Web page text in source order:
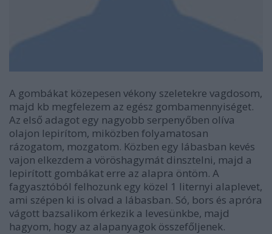
A gombákat közepesen vékony szeletekre vagdosom,
majd kb megfelezem az egész gombamennyiséget.
Az első adagot egy nagyobb serpenyőben olíva
olajon lepirítom, miközben folyamatosan
rázogatom, mozgatom. Közben egy lábasban kevés
vajon elkezdem a vöröshagymát dinsztelni, majd a
lepirított gombákat erre az alapra öntöm. A
fagyasztóból felhozunk egy közel 1 liternyi alaplevet,
ami szépen ki is olvad a lábasban. Só, bors és apróra
vágott bazsalikom érkezik a levesünkbe, majd
hagyom, hogy az alapanyagok összefőljenek.